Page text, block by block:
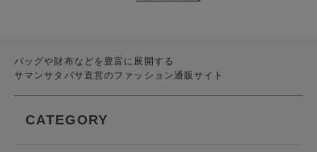
バッグや財布などを豊富に展開する
サマンサタバサ直営のファッション通販サイト
CATEGORY